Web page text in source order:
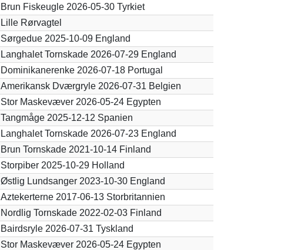
Brun Fiskeugle 2026-05-30 Tyrkiet
Lille Rørvagtel
Sørgedue 2025-10-09 England
Langhalet Tornskade 2026-07-29 England
Dominikanerenke 2026-07-18 Portugal
Amerikansk Dværgryle 2026-07-31 Belgien
Stor Maskevæver 2026-05-24 Egypten
Tangmåge 2025-12-12 Spanien
Langhalet Tornskade 2026-07-23 England
Brun Tornskade 2021-10-14 Finland
Storpiber 2025-10-29 Holland
Østlig Lundsanger 2023-10-30 England
Aztekerterne 2017-06-13 Storbritannien
Nordlig Tornskade 2022-02-03 Finland
Bairdsryle 2026-07-31 Tyskland
Stor Maskevæver 2026-05-24 Egypten